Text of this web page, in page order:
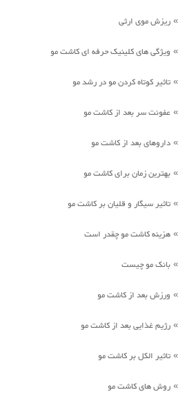
» ریزش موی ارثی
» ویژگی های کلینیک حرفه ای کاشت مو
» تاثیر کوتاه کردن مو در رشد مو
» عفونت سر بعد از کاشت مو
» داروهای بعد از کاشت مو
» بهترین زمان برای کاشت مو
» تاثیر سیگار و قلیان بر کاشت مو
» هزینه کاشت مو چقدر است
» بانک مو چیست
» ورزش بعد از کاشت مو
» رژیم غذایی بعد از کاشت مو
» تاثیر الکل بر کاشت مو
» روش های کاشت مو